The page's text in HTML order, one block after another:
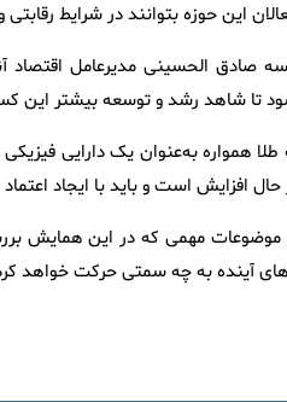
این حوزه بتوانند در شرایط
صادق الحسینی مدیرعامل
تا شاهد رشد و توسعه بیشتر این
طلا همواره به‌عنوان یک دارایی
افزایش است و باید با ایجاد
موضوعات مهمی که در این همایش
آینده به چه سمتی حرکت خواهد